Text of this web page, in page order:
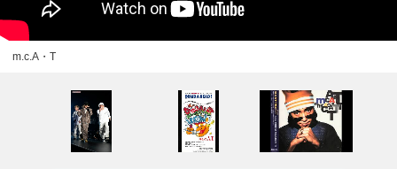
Page 4 ー 求められるのは本当にありがたい
m.c.A・T